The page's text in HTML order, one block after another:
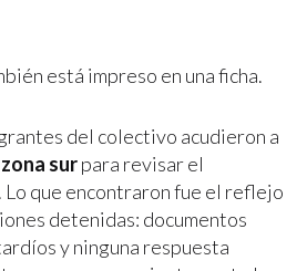
está impreso en una ficha.
del colectivo acudieron a
surpara revisar el
Lo que encontraron fue el reflejo
detenidas: documentos
y ninguna respuesta